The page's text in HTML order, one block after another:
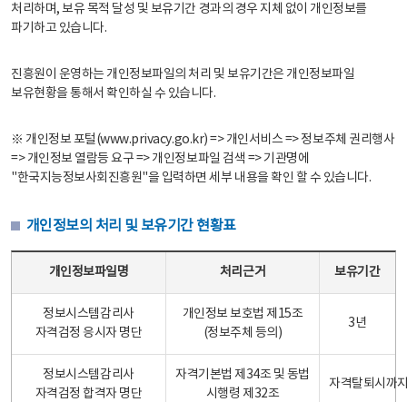
처리하며, 보유 목적 달성 및 보유기간 경과의 경우 지체 없이 개인정보를
파기하고 있습니다.
진흥원이 운영하는 개인정보파일의 처리 및 보유기간은 개인정보파일
보유현황을 통해서 확인하실 수 있습니다.
※ 개인정보 포털(www.privacy.go.kr) => 개인서비스 => 정보주체 권리행사
=> 개인정보 열람등 요구 => 개인정보파일 검색 => 기관명에
"한국지능정보사회진흥원"을 입력하면 세부 내용을 확인 할 수 있습니다.
개인정보의 처리 및 보유기간 현황표
개인정보파일명 처리근거 보유기간
정보시스템감리사
자격검정 응시자 명단
개인정보 보호법 제15조
(정보주체 등의)
3년
정보시스템감리사
자격검정 합격자 명단
자격기본법 제34조 및 동법
시행령 제32조
자격탈퇴시까